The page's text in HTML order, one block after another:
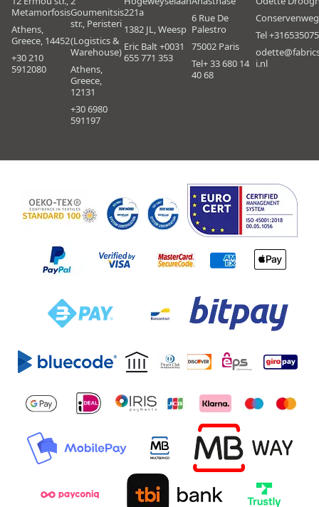
Metamorfosis
Athens,
Greece, 14452
+30 210
5912080
Goumenitsis
str., Peristeri
(Logistics &
Warehouse)
Athens,
Greece,
12131
+30 6980
591197
221a
1382 JL, Weesp
Eric Balt +0031
655 771 353
6 Rue De
Palestro
75002 Paris
Tel+ 33 680 14
40 68
Tel
i.nl